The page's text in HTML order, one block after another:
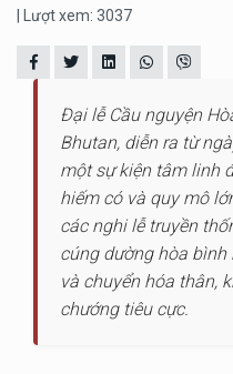
| Lượt xem: 3037
Đại lễ Cầu nguyện
Bhutan, diễn ra từ
một sự kiện tâm linh
hiếm có và quy mô
các nghi lễ truyền
cúng dường hòa
và chuyển hóa thân,
chướng tiêu cực.